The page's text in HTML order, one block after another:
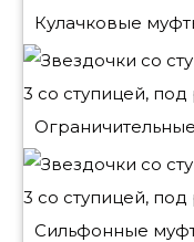
Кулачковые
Сильфонные